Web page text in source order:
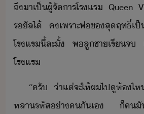
ถึ​า​เป็​ผู้จัาร​โรแร​ ​Queen​
รัล​ไ้​ ​ค​เพราะ​พ่​ข​สุฤทธิ์​เ
โรแร​ี้​ละ​ั้​ ​พลู​ชา​เรีจ​
โรแร
“​ครั​ ​่าแต่​จะ​ให้​ผ​ไปู​ห้​ไ
หลา​รหัส​่า​คัเ​ ​็​ค